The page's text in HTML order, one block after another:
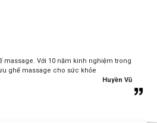
massage. Với 10 năm kinh nghiệm trong
ghế massage cho sức khỏe
Huyền Vũ